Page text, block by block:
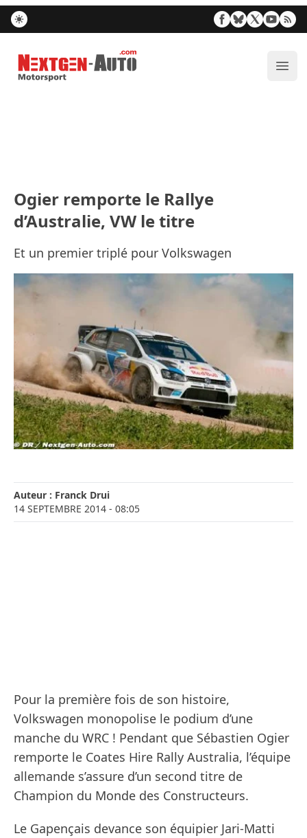
Nextgen-Auto.com
Ogier remporte le Rallye
d’Australie, VW le titre
Et un premier triplé pour Volkswagen
Auteur : Franck Drui
14 SEPTEMBRE 2014 - 08:05
Pour la première fois de son histoire,
Volkswagen monopolise le podium d’une
manche du WRC ! Pendant que Sébastien Ogier
remporte le Coates Hire Rally Australia, l’équipe
allemande s’assure d’un second titre de
Champion du Monde des Constructeurs.
Le Gapençais devance son équipier Jari-Matti